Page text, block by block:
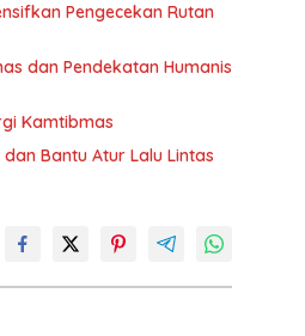
Pengecekan Rutan
dan Pendekatan Humanis
Kamtibmas
Bantu Atur Lalu Lintas